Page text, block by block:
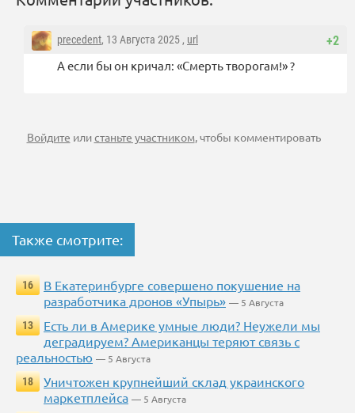
+2
precedent, 13 Августа 2025 , url
А если бы он кричал: «Смерть творогам!» ?
Войдите илистаньте участником, чтобы комментировать
Также смотрите:
16
В Екатеринбурге совершено покушение на
разработчика дронов «Упырь» — 5 Августа
13
Есть ли в Америке умные люди? Неужели мы
деградируем? Американцы теряют связь с
реальностью — 5 Августа
18
Уничтожен крупнейший склад украинского
маркетплейса — 5 Августа